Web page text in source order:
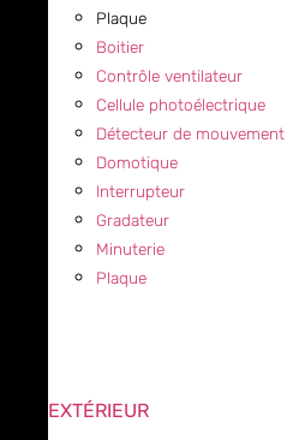
Plaque
Boitier
Contrôle ventilateur
Cellule photoélectrique
Détecteur de mouvement
Domotique
Interrupteur
Gradateur
Minuterie
Plaque
EXTÉRIEUR